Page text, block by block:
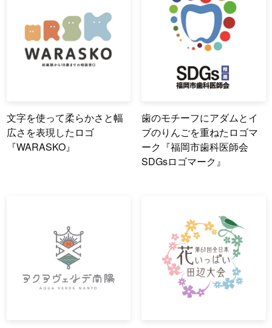
文字を使って柔らかさと幅
広さを表現したロゴ
『WARASKO』
歯のモチーフにアダムとイ
ブのりんごを重ねたロゴマ
ーク『福岡市歯科医師会
SDGsロゴマーク』